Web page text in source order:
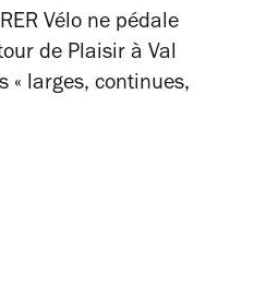
Vélo ne pédale
de Plaisir à Val
« larges, continues,